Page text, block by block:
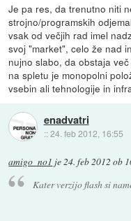
Je pa res, da trenutno niti
strojno/programskih
vsak od večjih rad imel
svoj "market", celo že nad
nujno slabo, da obstaja
na spletu je monopolni
vsebin ali tehnologije in
enadvatri
::24. feb 2012, 16:55
amigo_no1 je24. feb 2012 ob
Kater verzijo flash si